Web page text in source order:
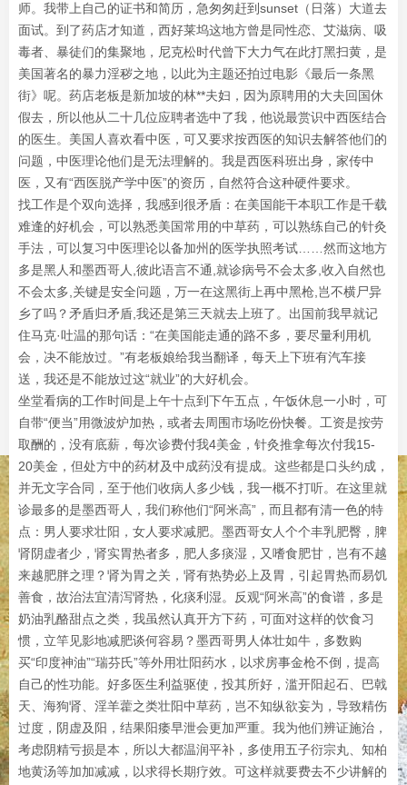
师。我带上自己的证书和简历，急匆匆赶到sunset（日落）大道去
面试。到了药店才知道，西好莱坞这地方曾是同性恋、艾滋病、吸
毒者、暴徒们的集聚地，尼克松时代曾下大力气在此打黑扫黄，是
美国著名的暴力淫秽之地，以此为主题还拍过电影《最后一条黑
街》呢。药店老板是新加坡的林**夫妇，因为原聘用的大夫回国休
假去，所以他从二十几位应聘者选中了我，他说最赏识中西医结合
的医生。美国人喜欢看中医，可又要求按西医的知识去解答他们的
问题，中医理论他们是无法理解的。我是西医科班出身，家传中
医，又有“西医脱产学中医”的资历，自然符合这种硬件要求。
找工作是个双向选择，我感到很矛盾：在美国能干本职工作是千载
难逢的好机会，可以熟悉美国常用的中草药，可以熟练自己的针灸
手法，可以复习中医理论以备加州的医学执照考试……然而这地方
多是黑人和墨西哥人,彼此语言不通,就诊病号不会太多,收入自然也
不会太多,关键是安全问题，万一在这黑街上再中黑枪,岂不横尸异
乡了吗？矛盾归矛盾,我还是第三天就去上班了。出国前我早就记
住马克·吐温的那句话：“在美国能走通的路不多，要尽量利用机
会，决不能放过。”有老板娘给我当翻译，每天上下班有汽车接
送，我还是不能放过这“就业”的大好机会。
坐堂看病的工作时间是上午十点到下午五点，午饭休息一小时，可
自带“便当”用微波炉加热，或者去周围市场吃份快餐。工资是按劳
取酬的，没有底薪，每次诊费付我4美金，针灸推拿每次付我15-
20美金，但处方中的药材及中成药没有提成。这些都是口头约成，
并无文字合同，至于他们收病人多少钱，我一概不打听。在这里就
诊最多的是墨西哥人，我们称他们“阿米高”，而且都有清一色的特
点：男人要求壮阳，女人要求减肥。墨西哥女人个个丰乳肥臀，脾
肾阴虚者少，肾实胃热者多，肥人多痰湿，又嗜食肥甘，岂有不越
来越肥胖之理？肾为胃之关，肾有热势必上及胃，引起胃热而易饥
善食，故治法宜清泻肾热，化痰利湿。反观“阿米高”的食谱，多是
奶油乳酪甜点之类，我虽然认真开方下药，可面对这样的饮食习
惯，立竿见影地减肥谈何容易？墨西哥男人体壮如牛，多数购
买“印度神油”“瑞芬氏”等外用壮阳药水，以求房事金枪不倒，提高
自己的性功能。好多医生利益驱使，投其所好，滥开阳起石、巴戟
天、海狗肾、淫羊藿之类壮阳中草药，岂不知纵欲妄为，导致精伤
过度，阴虚及阳，结果阳痿早泄会更加严重。我为他们辨证施治，
考虑阴精亏损是本，所以大都温润平补，多使用五子衍宗丸、知柏
地黄汤等加加减减，以求得长期疗效。可这样就要费去不少讲解的